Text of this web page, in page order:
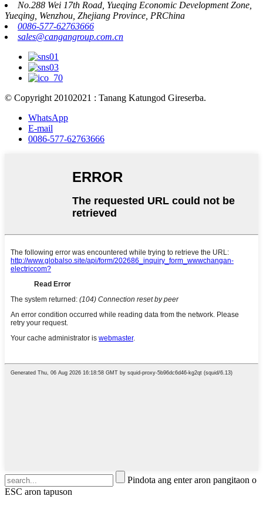
No.288 Wei 17th Road, Yueqing Economic Development Zone,
Yueqing, Wenzhou, Zhejiang Province, PRChina
0086-577-62763666
sales@cangangroup.com.cn
© Copyright 20102021 : Tanang Katungod Gireserba.
WhatsApp
E-mail
0086-577-62763666
Pindota ang enter aron pangitaon o
ESC aron tapuson